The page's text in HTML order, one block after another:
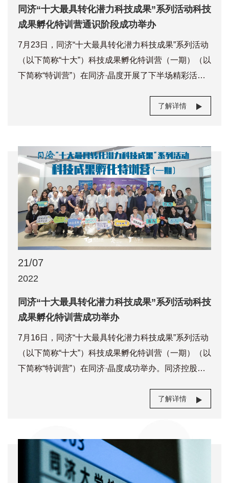
行项目答辩，2021年度“十大最具转化潜力科技成
果”由此诞生，另14项科技成果获入围奖。十大科技成
果中，3项成果属于城市发展领域，分别是物
同济“十大最具转化潜力科技成果”系列活动科技
成果孵化特训营通识阶段成功举办
7月23日，同济“十大最具转化潜力科技成果”系列活动
（以下简称“十大”）科技成果孵化特训营（一期）（以
下简称“特训营”）在同济·晶度开展了下半场精彩活
经理、同济科技园总经理戴大勇，同济控股副总经理
经理傅强，上海实苑科技总经理、同济技术转移副总
经理吴志勇，同济经管专业学位中心学生校友事务主
管汤娴出席了本次活动。本场讲座的分享嘉宾依次为
同济大学经济与管理学院叶明海教授，武岳峰科创合
伙人冯锐，同济科技园总经理助理、启帆创投副总经
理张震以及同济控股副总经理、同济科技园总经理戴
大勇。特训营导师与同济师生共同交流探讨了科技成
果转化中亟需解决的问题，包括在科技创业过程中需
要把握的关键要点以及如何融合多方资源，更高效地
建设与创业领导力》，叶明海在分享中生动讲述了成
功创业的五个关键要素：创业家、商业机会、关键资
源、组织能力、业绩增长，强调了逐步建立各要素的
路径及其在创业过程中起到的关键作用。叶明海表
示，创业团队构建中成员的
了解详情
21/07
2022
同济“十大最具转化潜力科技成果”系列活动科技
成果孵化特训营成功举办
7月16日，同济“十大最具转化潜力科技成果”系列活动
（以下简称“十大”）科技成果孵化特训营（一期）（以
下简称“特训营”）在同济·晶度成功举办。同济控股党
董事长肖小凌，同济控股副总经理高军，同济技术转
张震出席了开营仪式。来自同济大学各学院、附属医
院及同济产业的三十多支成果发明团队汇聚一堂，四
位活动特邀导师以独特而精彩的分享开启了特训营的
了解详情